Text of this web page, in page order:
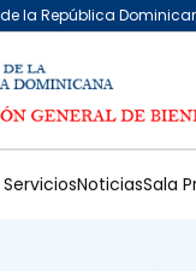
ServiciosNoticiasSala